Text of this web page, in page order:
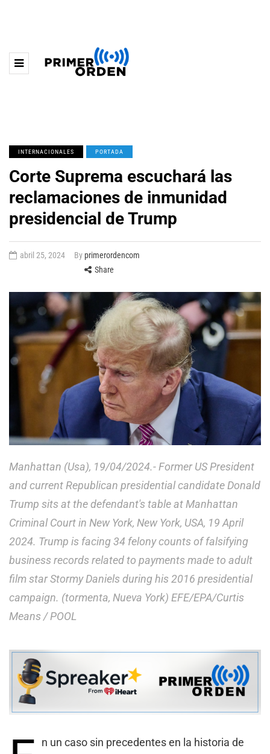
INTERNACIONALES PORTADA
Corte Suprema escuchará las
reclamaciones de inmunidad
presidencial de Trump
abril 25, 2024 By primerordencom
Share
Manhattan (Usa), 19/04/2024.- Former US President
and current Republican presidential candidate Donald
Trump sits at the defendant's table at Manhattan
Criminal Court in New York, New York, USA, 19 April
2024. Trump is facing 34 felony counts of falsifying
business records related to payments made to adult
film star Stormy Daniels during his 2016 presidential
campaign. (tormenta, Nueva York) EFE/EPA/Curtis
Means / POOL
n un caso sin precedentes en la historia de